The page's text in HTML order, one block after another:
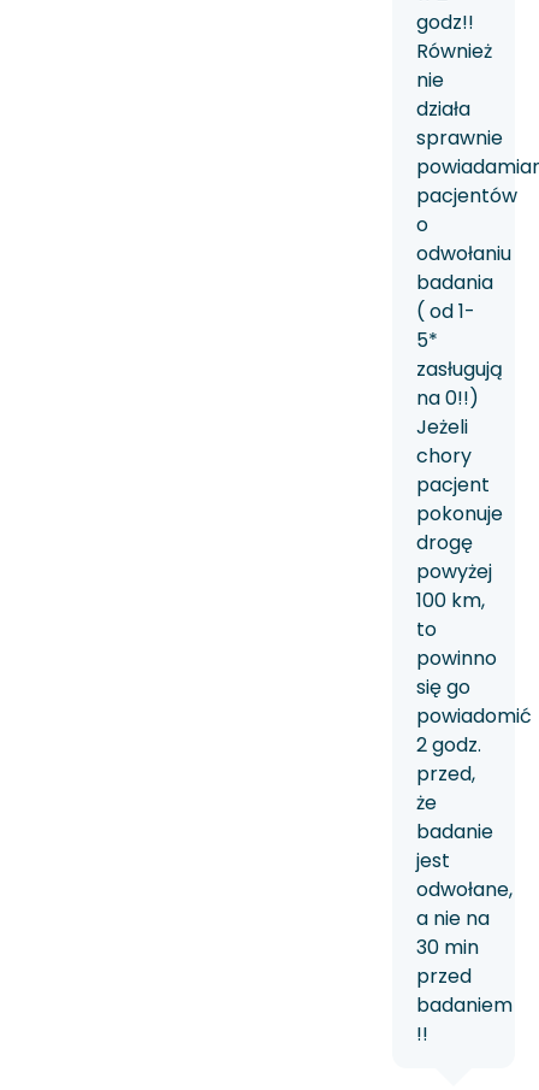
godz!!
Również
nie
działa
sprawnie
pacjentów
o
odwołaniu
badania
( od 1-
5*
zasługują
na 0!!)
Jeżeli
chory
pacjent
pokonuje
drogę
powyżej
100 km,
to
powinno
się go
powiadomić
2 godz.
przed,
że
badanie
jest
odwołane,
a nie na
30 min
przed
badaniem
!!